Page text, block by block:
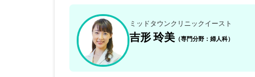
ミッドタウンクリニックイースト
吉形 玲美 （専門分野：婦人科）